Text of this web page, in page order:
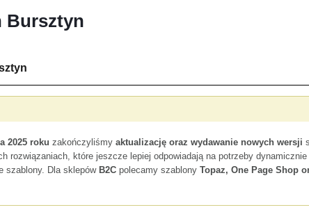
Bursztyn
2025 roku zakończyliśmy aktualizację oraz wydawanie nowych wersji
rozwiązaniach, które jeszcze lepiej odpowiadają na potrzeby
szablony. Dla sklepów B2C polecamy szablony Topaz, One Page Shop